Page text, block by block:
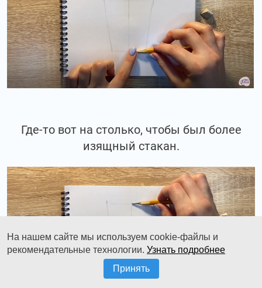
Где-то вот на столько, чтобы был более
изящный стакан.
На нашем сайте мы используем cookie-файлы и
рекомендательные технологии. Узнать подробнее
Принять